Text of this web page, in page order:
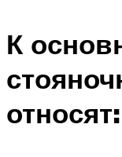
К
относят: